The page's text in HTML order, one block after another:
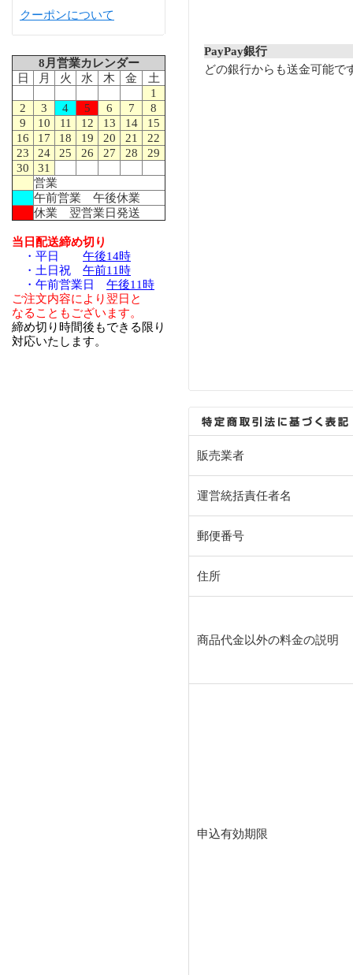
クーポンについて
8月営業カレンダー
日
月 火 水 木 金
土
1
2
3 4 5 6 7
8
9
10 11 12 13 14
15
16
17 18 19 20 21
22
23
24 25 26 27 28
29
30
31
営業
午前営業 午後休業
休業 翌営業日発送
当日配送締め切り
・平日 午後14時
・土日祝 午前11時
・午前営業日 午後11時
ご注文内容により翌日と
なることもございます。
締め切り時間後もできる限り
対応いたします。
PayPay銀行
どの銀行からも送金可能で
販売業者
運営統括責任者名
郵便番号
住所
商品代金以外の料金の説明
申込有効期限